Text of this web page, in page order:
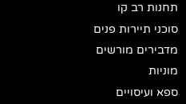
תחנות רב קו
סוכני תיירות פנים
מדבירים מורשים
מוניות
ספא ועיסויים